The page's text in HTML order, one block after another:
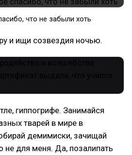
что не забыли хоть
и ищи созвездия ночью.
гиппогрифе. Занимайся
тварей в мире в
демимиски, зачищай
не для меня. Да, позалипать